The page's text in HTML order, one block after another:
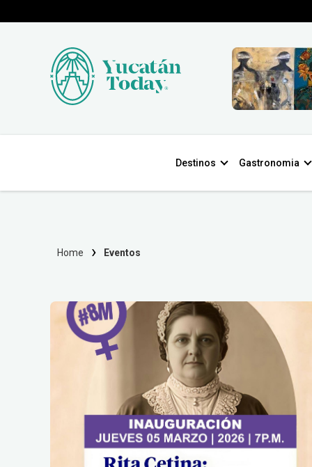
Destinos Gastronomia
Home Eventos